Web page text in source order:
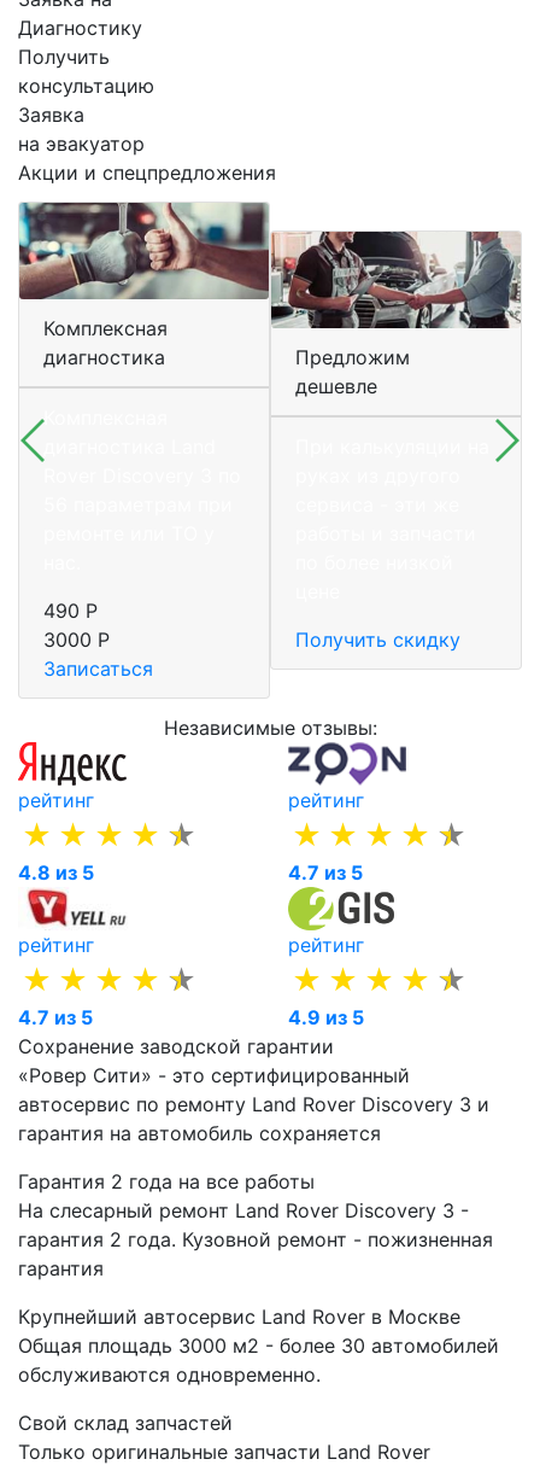
Диагностику
Получить
консультацию
Заявка
на эвакуатор
Акции и спецпредложения
Комплексная
диагностика
Комплексная
490 Р
3000 Р
Записаться
Предложим
дешевле
Получить скидку
Независимые отзывы:
рейтинг
4.8 из 5
рейтинг
4.7 из 5
рейтинг
4.7 из 5
рейтинг
4.9 из 5
Сохранение заводской гарантии
«Ровер Сити» - это сертифицированный
автосервис по ремонту Land Rover Discovery 3 и
гарантия на автомобиль сохраняется
Гарантия 2 года на все работы
На слесарный ремонт Land Rover Discovery 3 -
гарантия 2 года. Кузовной ремонт - пожизненная
гарантия
Крупнейший автосервис Land Rover в Москве
Общая площадь 3000 м2 - более 30 автомобилей
обслуживаются одновременно.
Свой склад запчастей
Только оригинальные запчасти Land Rover